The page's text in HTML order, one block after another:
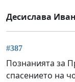
Десислава
#387
Познанията за
спасението на